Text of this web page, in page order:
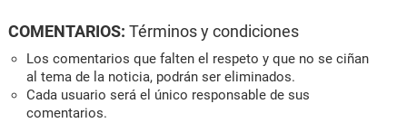
COMENTARIOS: Términos y condiciones
Los comentarios que falten el respeto y que no se ciñan
al tema de la noticia, podrán ser eliminados.
Cada usuario será el único responsable de sus
comentarios.